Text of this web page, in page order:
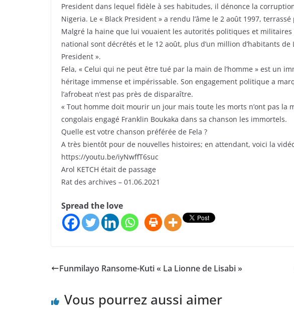
President dans lequel fidèle à ses habitudes, il dénonce la
Nigeria. Le « Black President » a rendu l’âme le 2 août 1997, terrassé
Malgré la haine que lui vouaient les autorités politiques et
national sont décrétés et le 12 août, plus d’un million d’habitants de
President ».
Fela, « Celui qui ne peut être tué par la main de l’homme » est un
héritage immense et impérissable. Son engagement politique a
l’afrobeat n’est pas près de disparaître.
« Tout homme doit mourir un jour mais toute les morts n’ont pas la
congolais engagé Franklin Boukaka dans sa chanson les immortels.
Quelle est votre chanson préférée de Fela ?
A très bientôt pour de nouvelles histoires; en attendant, voici la
https://youtu.be/iyNwffT6suc
Arol KETCH était de passage
Rat des archives – 01.06.2021
Spread the love
Funmilayo Ransome-Kuti « La Lionne de Lisabi »
Vous pourrez aussi aimer